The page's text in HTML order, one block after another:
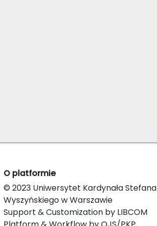
O platformie
© 2023 Uniwersytet Kardynała Stefana
Wyszyńskiego w Warszawie
Support & Customization by LIBCOM